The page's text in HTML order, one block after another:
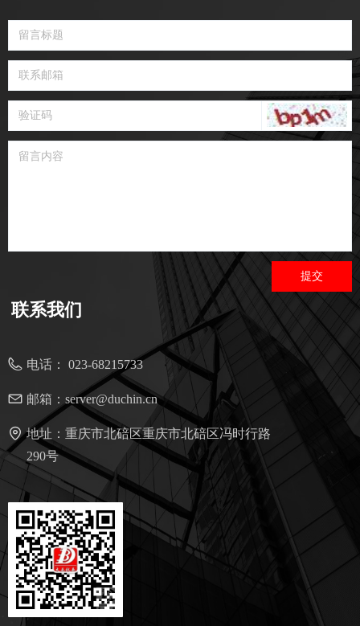
电话： 023-68215733
邮箱： server@duchin.cn
地址： 重庆市北碚区重庆市北碚区冯时行路
290号
联系我们
提交